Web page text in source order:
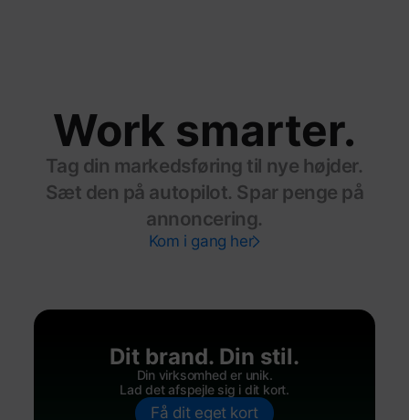
Work smarter.
Tag din markedsføring til nye højder.
Sæt den på autopilot. Spar penge på
annoncering.
Kom i gang her
Dit brand. Din stil.
Din virksomhed er unik.
Lad det afspejle sig i dit kort.
Få dit eget kort